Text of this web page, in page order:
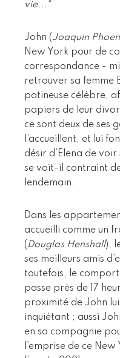
vie..."
John (Joaquin
New York pour de
correspondance -
retrouver sa femme
patineuse célèbre,
papiers de leur
ce sont deux de ses
l’accueillent, et lui
désir d’Elena de
se voit-il contraint
lendemain.
Dans les
accueilli comme un
( Douglas Henshall),
ses meilleurs amis
toutefois, le
passe près de 17
proximité de John
inquiétant ; aussi
en sa compagnie
l’emprise de ce